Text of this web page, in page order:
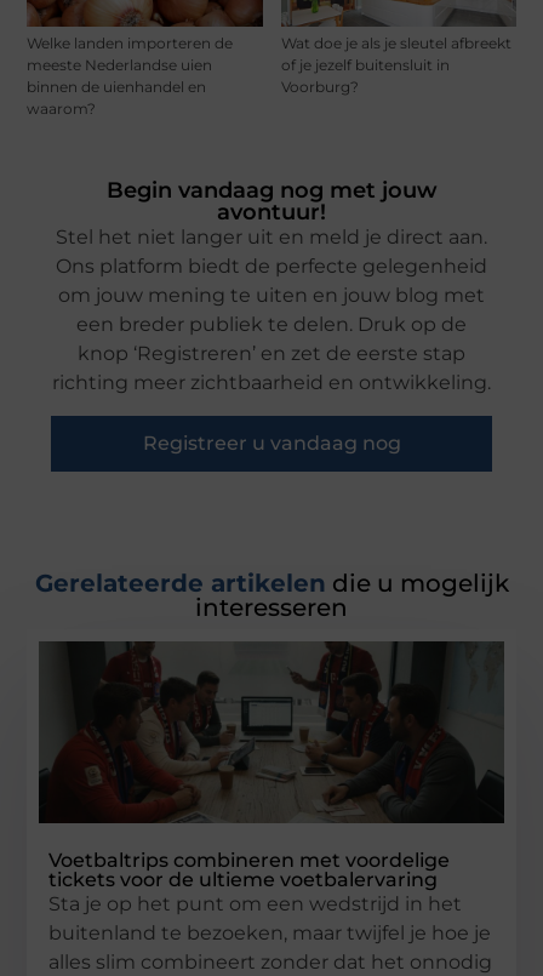
Welke landen importeren de
meeste Nederlandse uien
binnen de uienhandel en
waarom?
Wat doe je als je sleutel afbreekt
of je jezelf buitensluit in
Voorburg?
Begin vandaag nog met jouw
avontuur!
Stel het niet langer uit en meld je direct aan.
Ons platform biedt de perfecte gelegenheid
om jouw mening te uiten en jouw blog met
een breder publiek te delen. Druk op de
knop ‘Registreren’ en zet de eerste stap
richting meer zichtbaarheid en ontwikkeling.
Registreer u vandaag nog
Gerelateerde artikelen die u mogelijk
interesseren
Voetbaltrips combineren met voordelige
tickets voor de ultieme voetbalervaring
Sta je op het punt om een wedstrijd in het
buitenland te bezoeken, maar twijfel je hoe je
alles slim combineert zonder dat het onnodig